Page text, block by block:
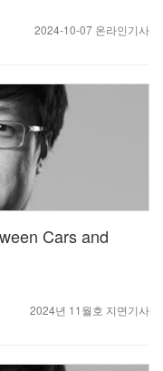
2024-10-07 온라인기사
Cars and
2024년 11월호 지면기사